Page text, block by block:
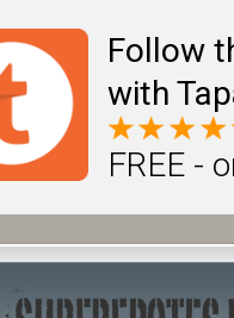
Follow
with
FREE -